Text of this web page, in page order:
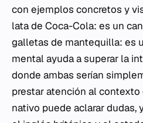
con ejemplos concretos y
lata de Coca-Cola: es un can
galletas de mantequilla: es
mental ayuda a superar la
donde ambas serían
prestar atención al
nativo puede aclarar dudas,